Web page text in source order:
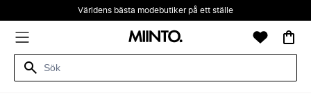
Världens bästa modebutiker på ett ställe